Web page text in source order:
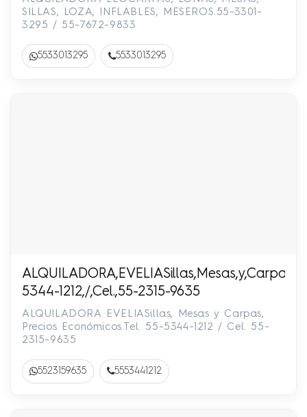
3295,/,55-7672-9833
SILLAS, LOZA, INFLABLES, MESEROS.55-3301-
3295 / 55-7672-9833
5533013295 5533013295
5344-1212,/,Cel.,55-2315-9635
ALQUILADORA EVELIASillas, Mesas y Carpas,
Precios Económicos.Tel. 55-5344-1212 / Cel. 55-
2315-9635
5523159635 5553441212